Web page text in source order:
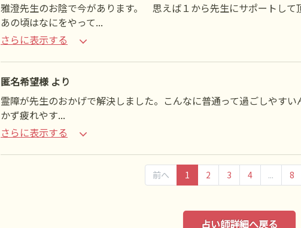
雅澄先生のお陰で今があります。 思えば１から先生にサポートして
あの頃はなにをやって...
さらに表示する
匿名希望様 より
霊障が先生のおかげで解決しました。こんなに普通って過ごしやす
かず疲れやす...
さらに表示する
前へ 1 2 3 4 ... 8
占い師詳細へ戻る